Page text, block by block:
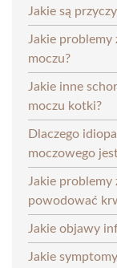
Jakie są
Jakie
moczu?
Jakie inne
moczu kotki?
Dlaczego
moczowego
Jakie problemy
powodować
Jakie objawy
Jakie